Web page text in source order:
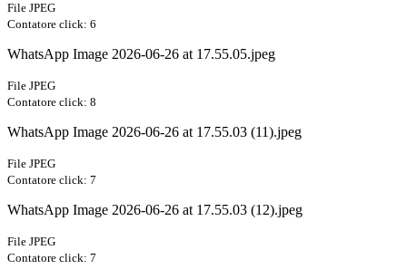
File JPEG
Contatore click: 6
WhatsApp Image 2026-06-26 at 17.55.05.jpeg
File JPEG
Contatore click: 8
WhatsApp Image 2026-06-26 at 17.55.03 (11).jpeg
File JPEG
Contatore click: 7
WhatsApp Image 2026-06-26 at 17.55.03 (12).jpeg
File JPEG
Contatore click: 7